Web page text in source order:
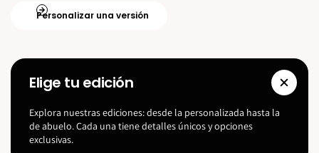
Personalizar una versión
Elige tu edición
Explora nuestras ediciones: desde la personalizada hasta la
de abuelo. Cada una tiene detalles únicos y opciones
exclusivas.